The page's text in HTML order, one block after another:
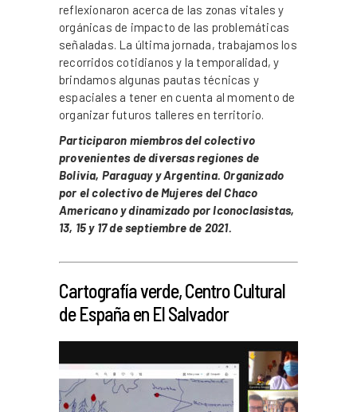
reflexionaron acerca de las zonas vitales y
orgánicas de impacto de las problemáticas
señaladas. La última jornada, trabajamos los
recorridos cotidianos y la temporalidad, y
brindamos algunas pautas técnicas y
espaciales a tener en cuenta al momento de
organizar futuros talleres en territorio.
Participaron miembros del colectivo
provenientes de diversas regiones de
Bolivia, Paraguay y Argentina. Organizado
por el colectivo de Mujeres del Chaco
Americano y dinamizado por Iconoclasistas,
13, 15 y 17 de septiembre de 2021.
Cartografía verde, Centro Cultural
de España en El Salvador